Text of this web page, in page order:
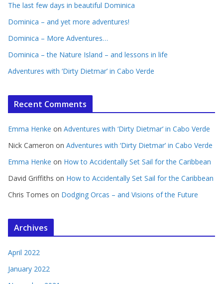
The last few days in beautiful Dominica
Dominica – and yet more adventures!
Dominica – More Adventures…
Dominica – the Nature Island – and lessons in life
Adventures with ‘Dirty Dietmar’ in Cabo Verde
Recent Comments
Emma Henke on Adventures with ‘Dirty Dietmar’ in Cabo Verde
Nick Cameron on Adventures with ‘Dirty Dietmar’ in Cabo Verde
Emma Henke on How to Accidentally Set Sail for the Caribbean
David Griffiths on How to Accidentally Set Sail for the Caribbean
Chris Tomes on Dodging Orcas – and Visions of the Future
Archives
April 2022
January 2022